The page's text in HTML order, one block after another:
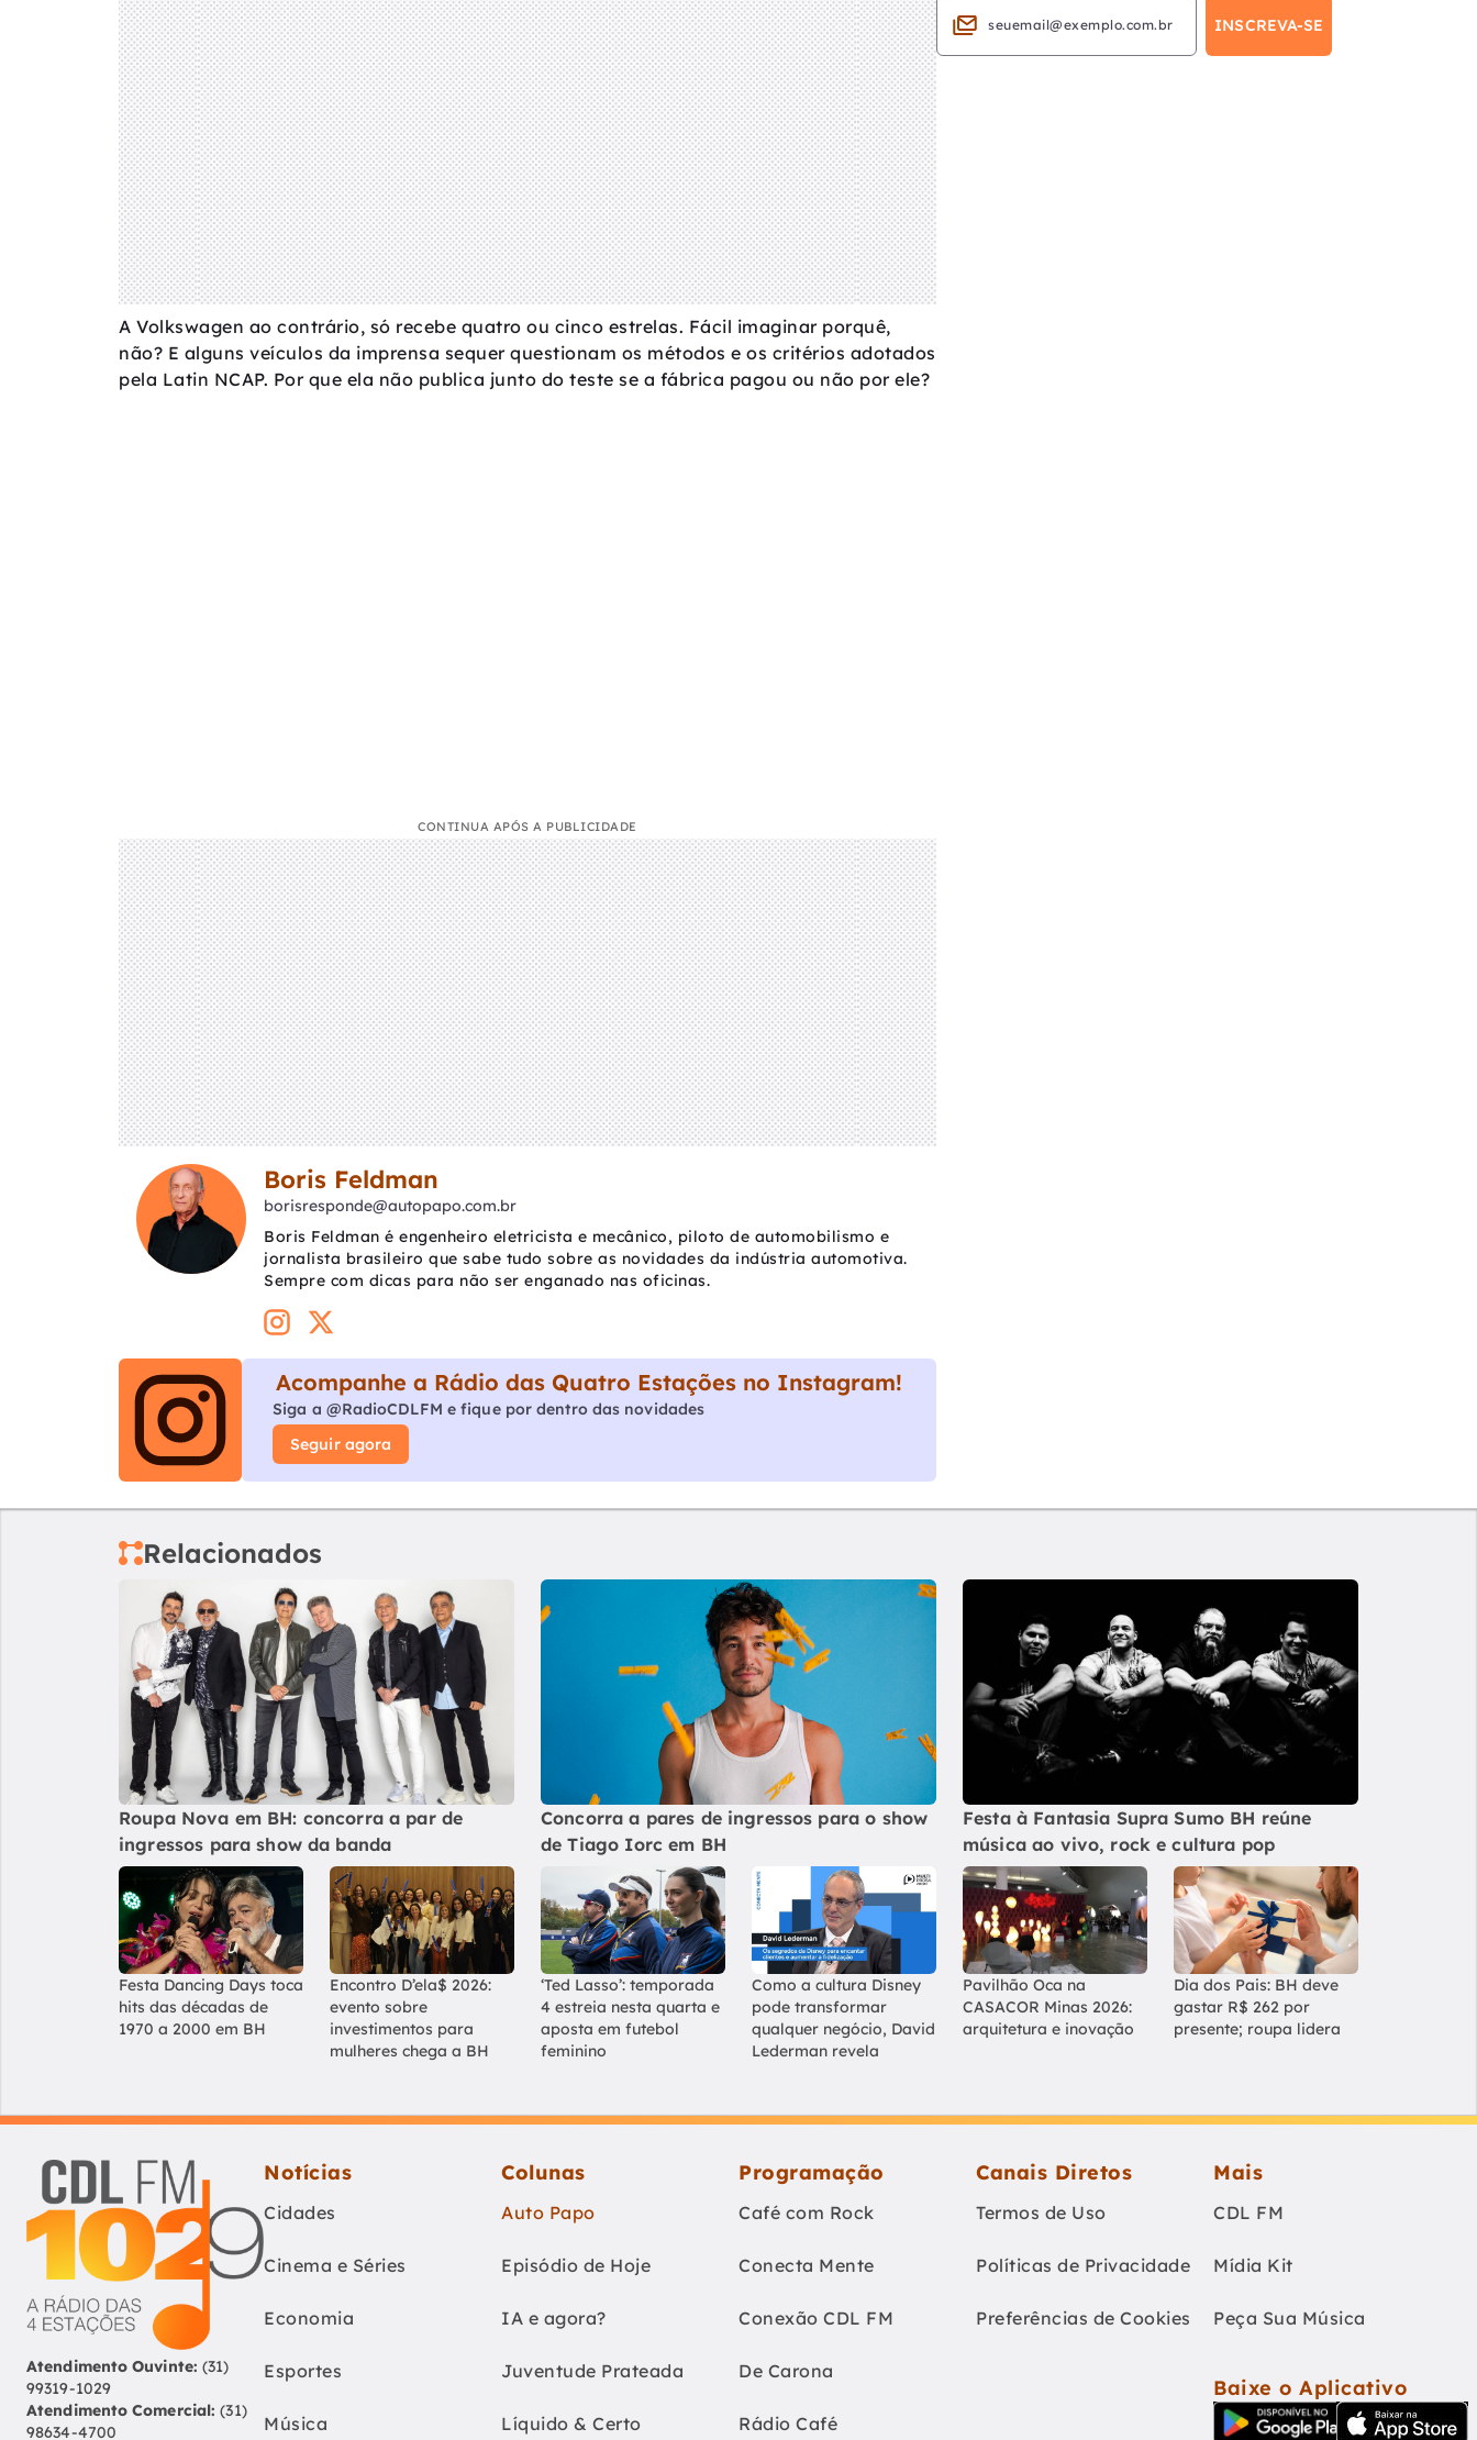
A Volkswagen ao contrário, só recebe quatro ou cinco estrelas. Fácil imaginar porquê,
não? E alguns veículos da imprensa sequer questionam os métodos e os critérios adotados
pela Latin NCAP. Por que ela não publica junto do teste se a fábrica pagou ou não por ele?
CONTINUA APÓS A PUBLICIDADE
Boris Feldman
borisresponde@autopapo.com.br
Boris Feldman é engenheiro eletricista e mecânico, piloto de automobilismo e
jornalista brasileiro que sabe tudo sobre as novidades da indústria automotiva.
Sempre com dicas para não ser enganado nas oficinas.
Acompanhe a Rádio das Quatro Estações no Instagram!
Siga a @RadioCDLFM e fique por dentro das novidades
Seguir agora
Relacionados
Roupa Nova em BH: concorra a par de
ingressos para show da banda
Concorra a pares de ingressos para o show
de Tiago Iorc em BH
Festa à Fantasia Supra Sumo BH reúne
música ao vivo, rock e cultura pop
Festa Dancing Days toca
hits das décadas de
1970 a 2000 em BH
Encontro D’ela$ 2026:
evento sobre
investimentos para
mulheres chega a BH
‘Ted Lasso’: temporada
4 estreia nesta quarta e
aposta em futebol
feminino
Como a cultura Disney
pode transformar
qualquer negócio, David
Lederman revela
Pavilhão Oca na
CASACOR Minas 2026:
arquitetura e inovação
Dia dos Pais: BH deve
gastar R$ 262 por
presente; roupa lidera
Atendimento Ouvinte: (31)
99319-1029
Atendimento Comercial: (31)
98634-4700
Notícias
Cidades
Cinema e Séries
Economia
Esportes
Música
Colunas
Auto Papo
Episódio de Hoje
IA e agora?
Juventude Prateada
Líquido & Certo
Programação
Café com Rock
Conecta Mente
Conexão CDL FM
De Carona
Rádio Café
Canais Diretos
Termos de Uso
Políticas de Privacidade
Preferências de Cookies
Mais
CDL FM
Mídia Kit
Peça Sua Música
Baixe o Aplicativo